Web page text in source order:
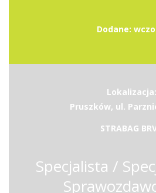
Dodane:
Lokalizacja:
Pruszków, ul.
STRABAG
Specjalista /